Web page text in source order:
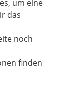
Post von
gehören Sie
und im
in die
seinen
Freunde und
um eine
das
noch
finden